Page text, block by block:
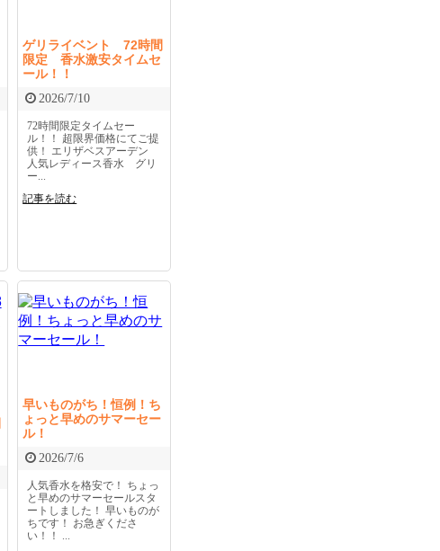
ゲリライベント 72時間
限定 香水激安タイムセ
ール！！
2026/7/10
72時間限定タイムセー
ル！！ 超限界価格にてご提
供！ エリザベスアーデン
人気レディース香水 グリ
ー...
記事を読む
早いものがち！恒例！ち
ょっと早めのサマーセー
ル！
2026/7/6
人気香水を格安で！ ちょっ
と早めのサマーセールスタ
ートしました！ 早いものが
ちです！ お急ぎくださ
い！！ ...